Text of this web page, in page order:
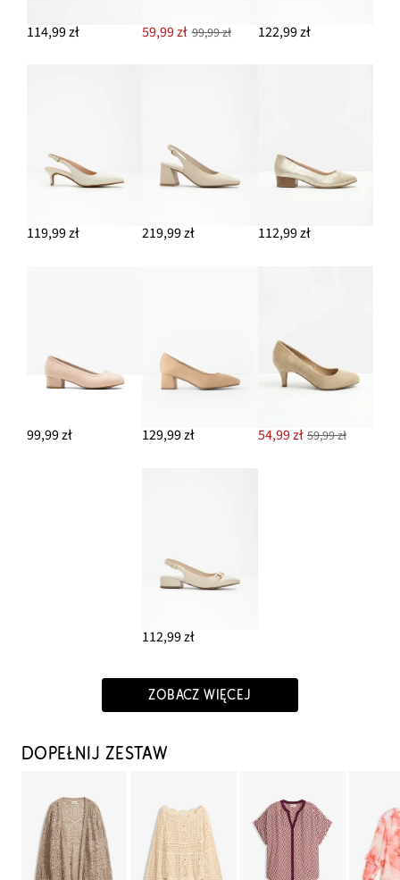
114,99 zł 59,99 zł 99,99 zł 122,99 zł
119,99 zł 219,99 zł 112,99 zł
99,99 zł 129,99 zł 54,99 zł 59,99 zł
112,99 zł
ZOBACZ WIĘCEJ
DOPEŁNIJ ZESTAW